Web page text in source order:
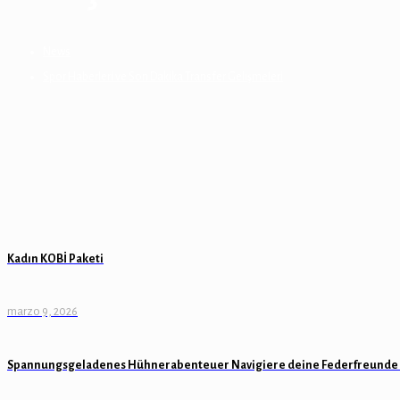
Kadın KOBİ Paketi
marzo 9, 2026
Spannungsgeladenes Hühnerabenteuer Navigiere deine Federfreunde